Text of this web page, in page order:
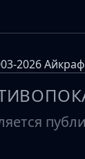
2026